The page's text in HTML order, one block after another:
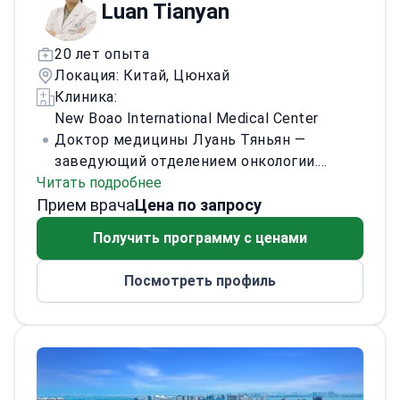
Luan Tianyan
20 лет опыта
Локация: Китай, Цюнхай
Клиника:
New Boao International Medical Center
Доктор медицины Луань Тяньян —
заведующий отделением онкологии.
Приглашён в провинцию Хайнань как
высококвалифицированный специалист.
онкологии Дана-Фарбера (США). Директор
Международной больницы Bozheng
клинических онкологических
Читать подробнее
Прием врачаЦена по запросу
Получить программу с ценами
Посмотреть профиль